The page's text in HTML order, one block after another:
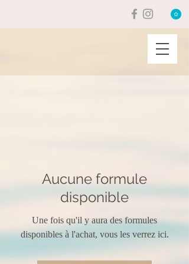
Aucune formule
disponible
Une fois qu'il y aura des formules
disponibles à l'achat, vous les verrez ici.